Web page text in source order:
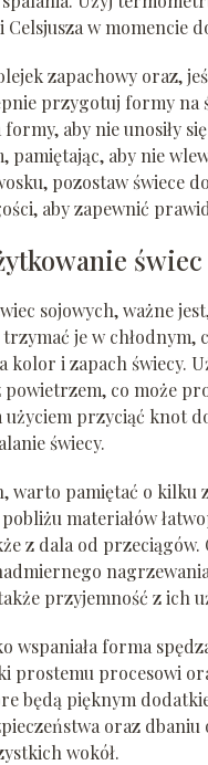
w momencie
zapachowy oraz,
przygotuj formy
aby nie unosiły
aby nie
pozostaw świece
aby zapewnić
sojowych, ważne
je w
kolor i zapach
co może
przyciąć knot
świecy.
warto pamiętać o kilku
materiałów
z dala od przeciągów.
przyjemność z ich
forma
prostemu procesowi
będą pięknym
oraz
wokół.